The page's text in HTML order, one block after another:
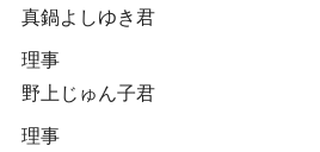
真鍋よしゆき君
理事
野上じゅん子君
理事